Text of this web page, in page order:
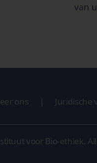
van
ons | Juridische
voor Bio-ethiek.